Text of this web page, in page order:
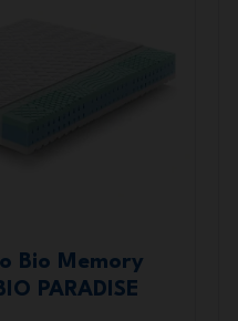
Bio Memory
PARADISE